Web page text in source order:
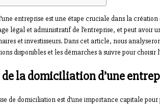
entreprise est une étape cruciale dans la
légal et administratif de l’entreprise, et peut avoir
et investisseurs. Dans cet article, nous
disponibles et les démarches à suivre pour choisir
de la domiciliation d’une
de domiciliation est d’une importance capitale pour